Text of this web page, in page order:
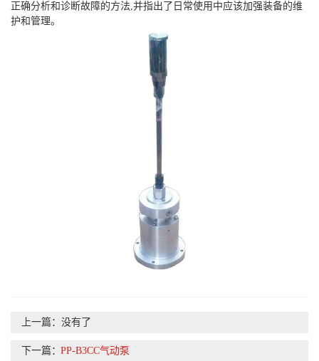
正确分析和诊断故障的方法,并指出了日常使用中应该加强装备的维
护和管理。
上一篇：没有了
下一篇：PP-B3CC气动泵